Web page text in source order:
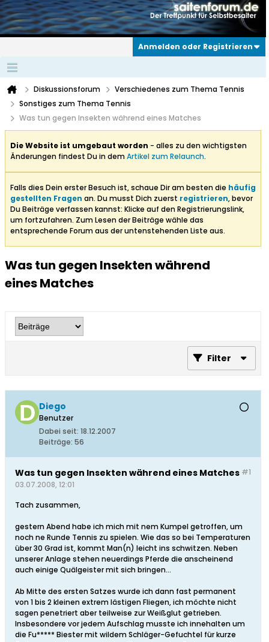
Anmelden oder Registrieren
Diskussionsforum
Verschiedenes zum Thema Tennis
Sonstiges zum Thema Tennis
Was tun gegen Insekten während eines Matches
Die Website ist umgebaut worden - alles zu den wichtigsten
Änderungen findest Du in demArtikel zum Relaunch.
Falls dies Dein erster Besuch ist, schaue Dir am besten die häufig
gestellten Fragen an. Du musst Dich zuerst registrieren, bevor
Du Beiträge verfassen kannst: Klicke auf den Registrierungslink,
um fortzufahren. Zum Lesen der Beiträge wähle das
entsprechende Forum aus der untenstehenden Liste aus.
Was tun gegen Insekten während
eines Matches
Filter
Diego
Benutzer
Dabei seit: 18.12.2007
Beiträge: 56
#1
Was tun gegen Insekten während eines Matches
03.07.2008, 12:01
Tach zusammen,
gestern Abend habe ich mich mit nem Kumpel getroffen, um
noch ne Runde Tennis zu spielen. Wie das so bei Temperaturen
über 30 Grad ist, kommt Man(n) leicht ins schwitzen. Neben
unserer Anlage stehen neuerdings Pferde die anscheinend
auch einige Quälgeister mit sich bringen...
Ab Mitte des ersten Satzes wurde ich dann fast permanent
von 1 bis 2 kleinen extrem lästigen Fliegen, ich möchte nicht
sagen penetriert aber teilweise zur Weißglut getrieben.
Insbesondere vor jedem Aufschlag musste ich innehalten um
die Fu***** Biester mit wildem Schläger-Gefuchtel für kurze